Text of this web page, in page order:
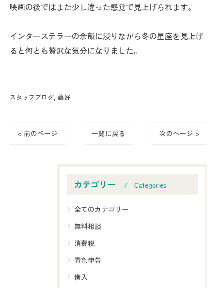
映画の後ではまた少し違った感覚で見上げられます。
インターステラーの余韻に浸りながら冬の星座を見上げ
ると何とも贅沢な気分になりました。
スタッフブログ 藤好
< 前のページ 一覧に戻る 次のページ >
カテゴリー Categories
全てのカテゴリー
無料相談
消費税
青色申告
借入